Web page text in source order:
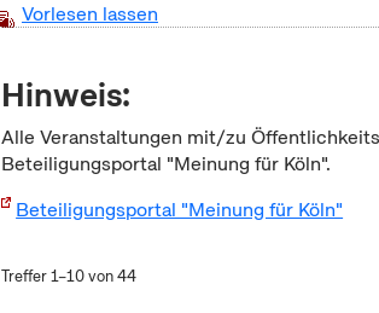
Vorlesen lassen
Hinweis:
Alle Veranstaltungen mit/zu
Beteiligungsportal "Meinung für Köln".
Beteiligungsportal "Meinung für Köln"
Treffer 1–10 von 44